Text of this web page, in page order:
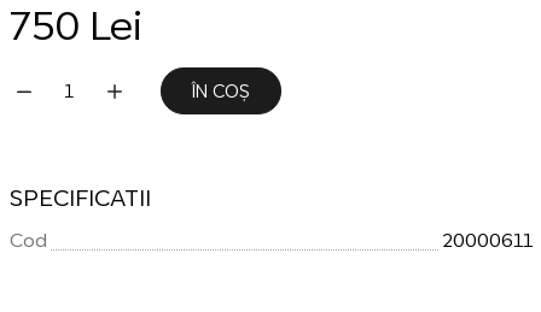
750 Lei
ÎN COȘ
SPECIFICATII
Cod 20000611